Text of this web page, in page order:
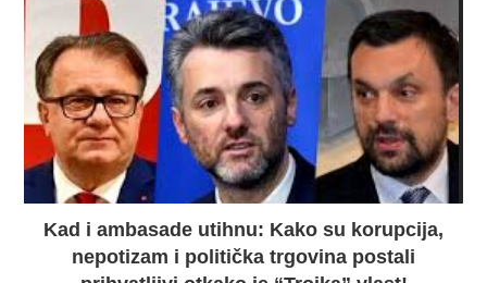
Kad i ambasade utihnu: Kako su korupcija,
nepotizam i politička trgovina postali